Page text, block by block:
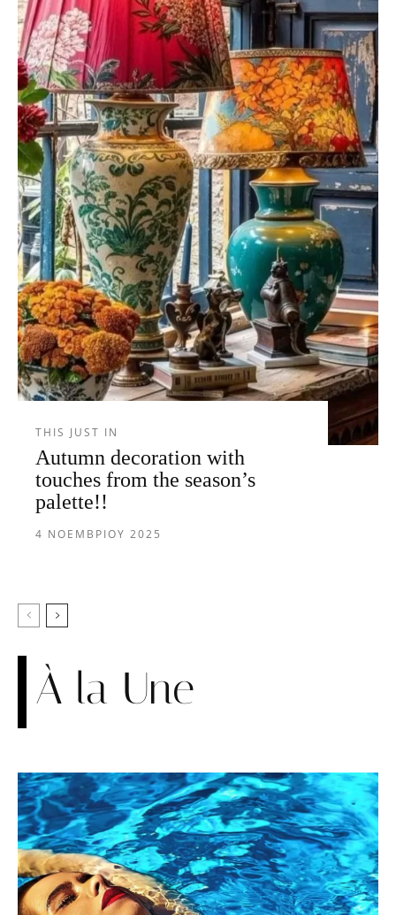
THIS JUST IN
Autumn decoration with
touches from the season’s
palette!!
4 ΝΟΕΜΒΡΊΟΥ 2025
À la Une